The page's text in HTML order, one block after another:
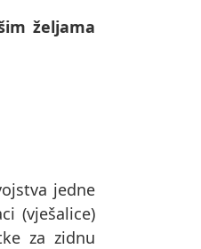
željama
jedne
(vješalice)
za zidnu